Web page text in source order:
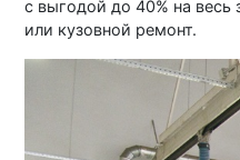
с выгодой до 40% на весь
или кузовной ремонт.